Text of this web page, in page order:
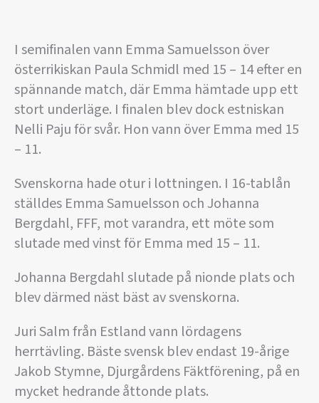
I semifinalen vann Emma Samuelsson över
österrikiskan Paula Schmidl med 15 – 14 efter en
spännande match, där Emma hämtade upp ett
stort underläge. I finalen blev dock estniskan
Nelli Paju för svår. Hon vann över Emma med 15
– 11.
Svenskorna hade otur i lottningen. I 16-tablån
ställdes Emma Samuelsson och Johanna
Bergdahl, FFF, mot varandra, ett möte som
slutade med vinst för Emma med 15 – 11.
Johanna Bergdahl slutade på nionde plats och
blev därmed näst bäst av svenskorna.
Juri Salm från Estland vann lördagens
herrtävling. Bäste svensk blev endast 19-årige
Jakob Stymne, Djurgårdens Fäktförening, på en
mycket hedrande åttonde plats.